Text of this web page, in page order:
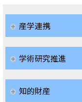
産学連携
学術研究推進
知的財産